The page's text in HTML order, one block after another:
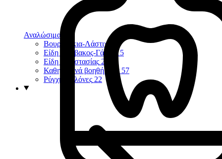
Αναλώσιμα
Βουρτσάκια-Λάστιχα
Είδη Βάμβακος-Γάζες
15
Είδη Προστασίας 23
Καθημερινά βοηθήματα 57
Ρύγχη-Βελόνες 22